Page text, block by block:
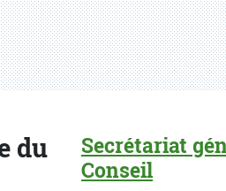
du
Secrétariat
Conseil